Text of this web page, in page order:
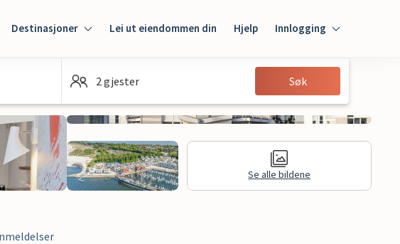
Destinasjoner Lei ut eiendommen din Hjelp Innlogging
Innlogging
Gjest
2 gjester Søk
Se alle bildene